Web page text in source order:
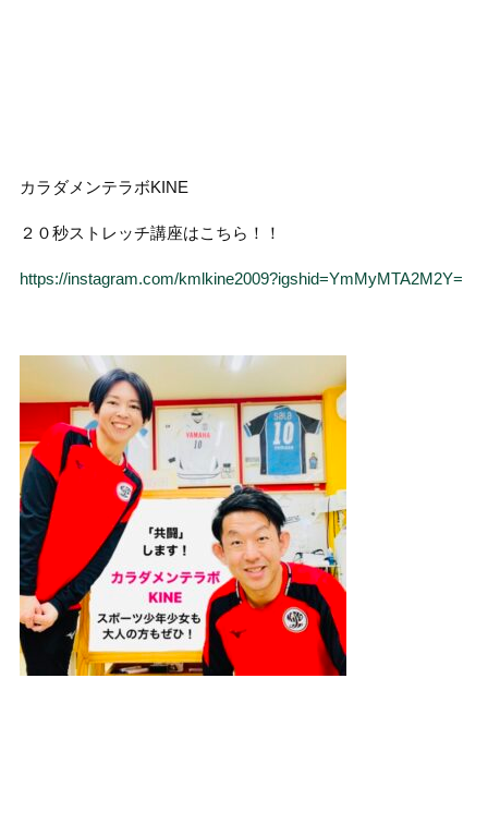
カラダメンテラボKINE
２０秒ストレッチ講座はこちら！！
https://instagram.com/kmlkine2009?igshid=YmMyMTA2M2Y=